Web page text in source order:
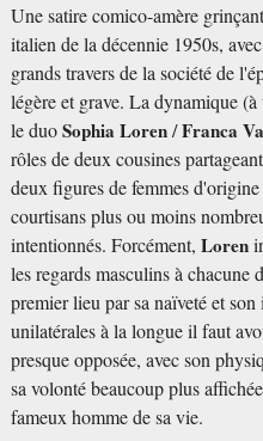
Une satire comico-amère
italien de la décennie 1950s,
grands travers de la société de
légère et grave. La dynamique
le duoSophia Loren/Franca
rôles de deux cousines
deux figures de femmes
courtisans plus ou moins
intentionnés. Forcément, Loren
les regards masculins à chacune
premier lieu par sa naïveté et
unilatérales à la longue il faut
presque opposée, avec son
sa volonté beaucoup plus
fameux homme de sa vie.